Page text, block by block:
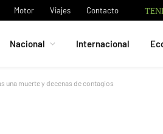
Motor Viajes Contacto
Nacional Internacional
una muerte y decenas de contagios